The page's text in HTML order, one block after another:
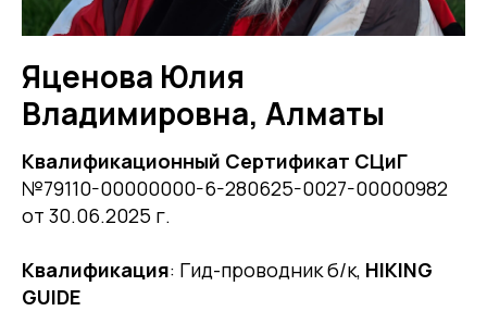
Яценова Юлия
Владимировна, Алматы
Квалификационный Сертификат СЦиГ
№79110-00000000-6-280625-0027-00000982
от 30.06.2025 г.
Квалификация: Гид-проводник б/к, HIKING
GUIDE